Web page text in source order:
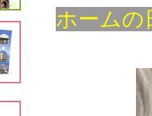
ホームの